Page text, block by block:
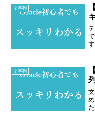
文字列
文字列